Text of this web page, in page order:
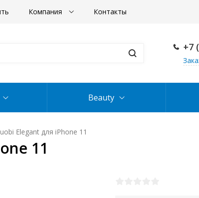
Компания Контакты
+7
Beauty
Elegant для iPhone 11
11